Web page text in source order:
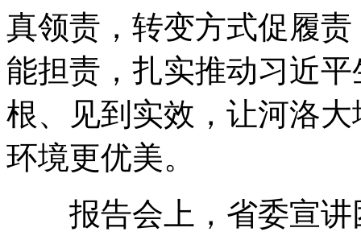
真领责，转变方式促履
能担责，扎实推动习近
根、见到实效，让河洛
环境更优美。
报告会上，省委宣讲